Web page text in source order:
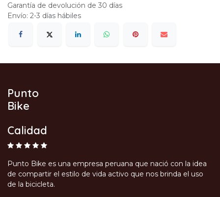
Garantía de devolución de 30 días
Envío: 2-3 días hábiles
Punto
Bike
Calidad
Punto Bike es una empresa peruana que nació con la idea
de compartir el estilo de vida activo que nos brinda el uso
de la bicicleta.